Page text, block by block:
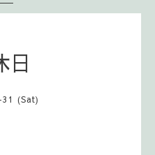
日
(Sat)